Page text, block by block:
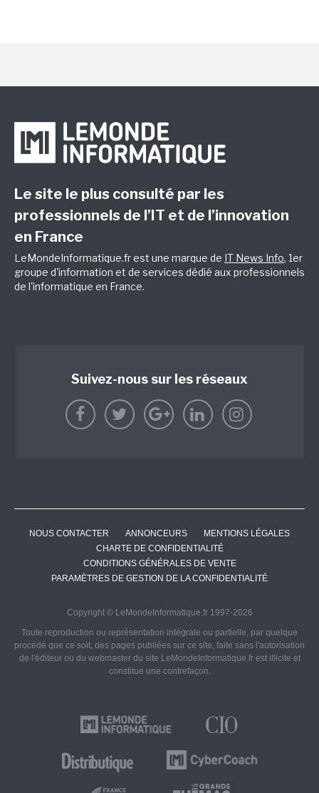
Le site le plus consulté par les
professionnels de l’IT et de l’innovation
en France
LeMondeInformatique.fr est une marque de IT News Info, 1er
groupe d'information et de services dédié aux professionnels
de l'informatique en France.
Suivez-nous sur les réseaux
NOUS CONTACTER ANNONCEURS
MENTIONS LÉGALES
CHARTE DE CONFIDENTIALITÉ
CONDITIONS GÉNÉRALES DE VENTE
PARAMÈTRES DE GESTION DE LA CONFIDENTIALITÉ
Copyright © LeMondeInformatique.fr 1997-2026
Toute reproduction ou représentation intégrale ou partielle, par quelque
procédé que ce soit, des pages publiées sur ce site, faite sans l'autorisation
de l'éditeur ou du webmaster du site LeMondeInformatique.fr est illicite et
constitue une contrefaçon.